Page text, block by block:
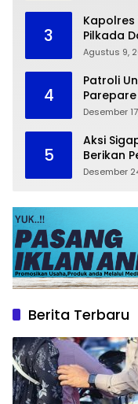
3
Pilkada
Agustus 9,
4
Patroli
Larangan
Desember
5
Aksi
Berikan
Desember
Berita Terbaru